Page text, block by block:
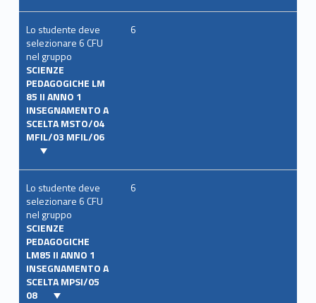
Lo studente deve
selezionare 6 CFU
nel gruppo
SCIENZE
PEDAGOGICHE LM
85 II ANNO 1
INSEGNAMENTO A
SCELTA MSTO/04
MFIL/03 MFIL/06
6
Lo studente deve
selezionare 6 CFU
nel gruppo
SCIENZE
PEDAGOGICHE
LM85 II ANNO 1
INSEGNAMENTO A
SCELTA MPSI/05
08
6